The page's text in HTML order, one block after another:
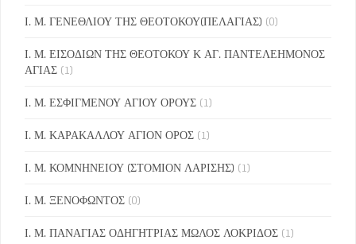
Ι. Μ. ΓΕΝΕΘΛΙΟΥ ΤΗΣ ΘΕΟΤΟΚΟΥ(ΠΕΛΑΓΙΑΣ) (0)
Ι. Μ. ΕΙΣΟΔΙΩΝ ΤΗΣ ΘΕΟΤΟΚΟΥ Κ ΑΓ. ΠΑΝΤΕΛΕΗΜΟΝΟΣ
ΑΓΙΑΣ (1)
Ι. Μ. ΕΣΦΙΓΜΕΝΟΥ ΑΓΙΟΥ ΟΡΟΥΣ (1)
Ι. Μ. ΚΑΡΑΚΑΛΛΟΥ ΑΓΙΟΝ ΟΡΟΣ (1)
Ι. Μ. ΚΟΜΝΗΝΕΙΟΥ (ΣΤΟΜΙΟΝ ΛΑΡΙΣΗΣ) (1)
Ι. Μ. ΞΕΝΟΦΩΝΤΟΣ (0)
Ι. Μ. ΠΑΝΑΓΙΑΣ ΟΔΗΓΗΤΡΙΑΣ ΜΩΛΟΣ ΛΟΚΡΙΔΟΣ (1)